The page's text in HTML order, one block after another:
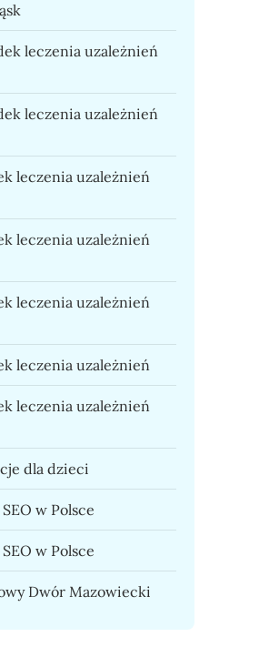
leczenia uzależnień
leczenia uzależnień
leczenia uzależnień
leczenia uzależnień
leczenia uzależnień
leczenia uzależnień
leczenia uzależnień
dla dzieci
w Polsce
w Polsce
Dwór Mazowiecki